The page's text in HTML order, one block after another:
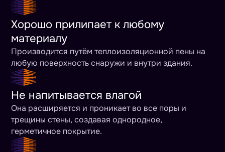
Хорошо прилипает к любому
материалу
Производится путём теплоизоляционной пены на
любую поверхность снаружи и внутри здания.
Не напитывается влагой
Она расширяется и проникает во все поры и
трещины стены, создавая однородное,
герметичное покрытие.